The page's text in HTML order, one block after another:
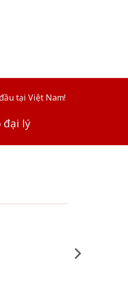
tại Việt Nam!
lý